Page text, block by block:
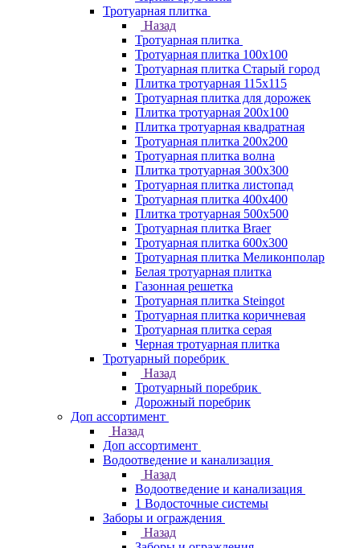
Тротуарная плитка
Назад
Тротуарная плитка
Тротуарная плитка 100x100
Тротуарная плитка Старый город
Плитка тротуарная 115x115
Тротуарная плитка для дорожек
Плитка тротуарная 200х100
Плитка тротуарная квадратная
Тротуарная плитка 200х200
Тротуарная плитка волна
Плитка тротуарная 300х300
Тротуарная плитка листопад
Тротуарная плитка 400х400
Плитка тротуарная 500x500
Тротуарная плитка Braer
Тротуарная плитка 600х300
Тротуарная плитка Меликонполар
Белая тротуарная плитка
Газонная решетка
Тротуарная плитка Steingot
Тротуарная плитка коричневая
Тротуарная плитка серая
Черная тротуарная плитка
Тротуарный поребрик
Назад
Тротуарный поребрик
Дорожный поребрик
Доп ассортимент
Назад
Доп ассортимент
Водоотведение и канализация
Назад
Водоотведение и канализация
1 Водосточные системы
Заборы и ограждения
Назад